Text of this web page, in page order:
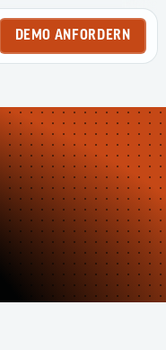
DEMO ANFORDERN